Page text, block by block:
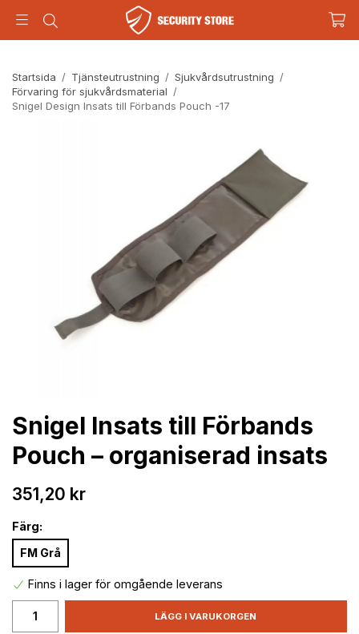
Startsida / Tjänsteutrustning / Sjukvårdsutrustning /
Förvaring för sjukvårdsmaterial /
Snigel Design Insats till Förbands Pouch -17
Snigel Insats till Förbands
Pouch – organiserad insats
351,20 kr
Färg:
FM Grå
Finns i lager för omgående leverans
LÄGG I VARUKORGEN